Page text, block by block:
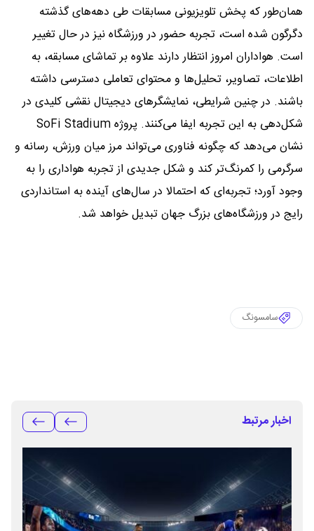
همان‌طور که پخش تلویزیونی مسابقات طی دهه‌های گذشته
دگرگون شده است، تجربه حضور در ورزشگاه نیز در حال تغییر
است. هواداران امروز انتظار دارند علاوه بر تماشای مسابقه، به
اطلاعات، تصاویر، تحلیل‌ها و محتوای تعاملی دسترسی داشته
باشند. در چنین شرایطی، نمایشگرهای دیجیتال نقشی کلیدی در
شکل‌دهی به این تجربه ایفا می‌کنند. پروژه SoFi Stadium
نشان می‌دهد که چگونه فناوری می‌تواند مرز میان ورزش، رسانه و
سرگرمی را کمرنگ‌تر کند و شکل جدیدی از تجربه هواداری را به
وجود آورد؛ تجربه‌ای که احتمالا در سال‌های آینده به استانداردی
رایج در ورزشگاه‌های بزرگ جهان تبدیل خواهد شد.
سامسونگ
اخبار مرتبط